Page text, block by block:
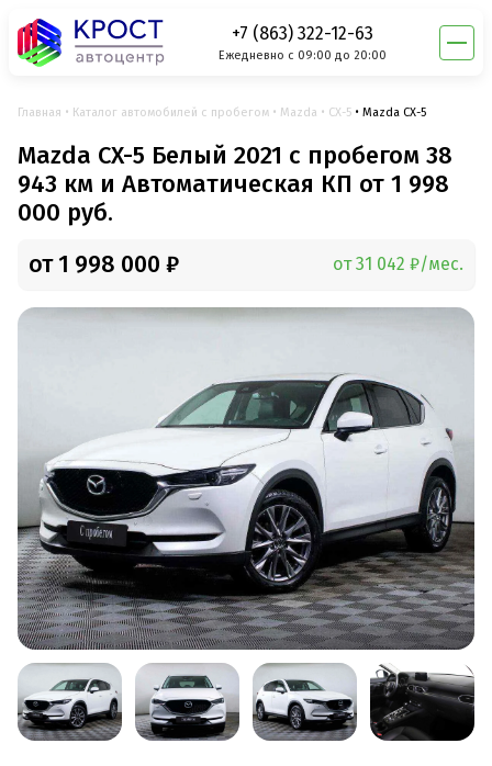
+7 (863) 322-12-63
Ежедневно с 09:00 до 20:00
Главная Каталог автомобилей с пробегом Mazda CX-5 Mazda CX-5
Mazda CX-5 Белый 2021 с пробегом 38
943 км и Автоматическая КП от 1 998
000 руб.
от 1 998 000 ₽ от 31 042 ₽/мес.